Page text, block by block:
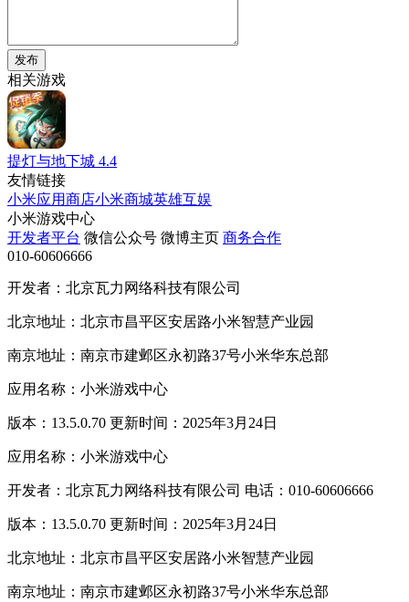
发布
相关游戏
提灯与地下城 4.4
友情链接
小米应用商店小米商城英雄互娱
小米游戏中心
开发者平台 微信公众号 微博主页 商务合作
010-60606666
开发者：北京瓦力网络科技有限公司
北京地址：北京市昌平区安居路小米智慧产业园
南京地址：南京市建邺区永初路37号小米华东总部
应用名称：小米游戏中心
版本：13.5.0.70 更新时间：2025年3月24日
应用名称：小米游戏中心
开发者：北京瓦力网络科技有限公司 电话：010-60606666
版本：13.5.0.70 更新时间：2025年3月24日
北京地址：北京市昌平区安居路小米智慧产业园
南京地址：南京市建邺区永初路37号小米华东总部